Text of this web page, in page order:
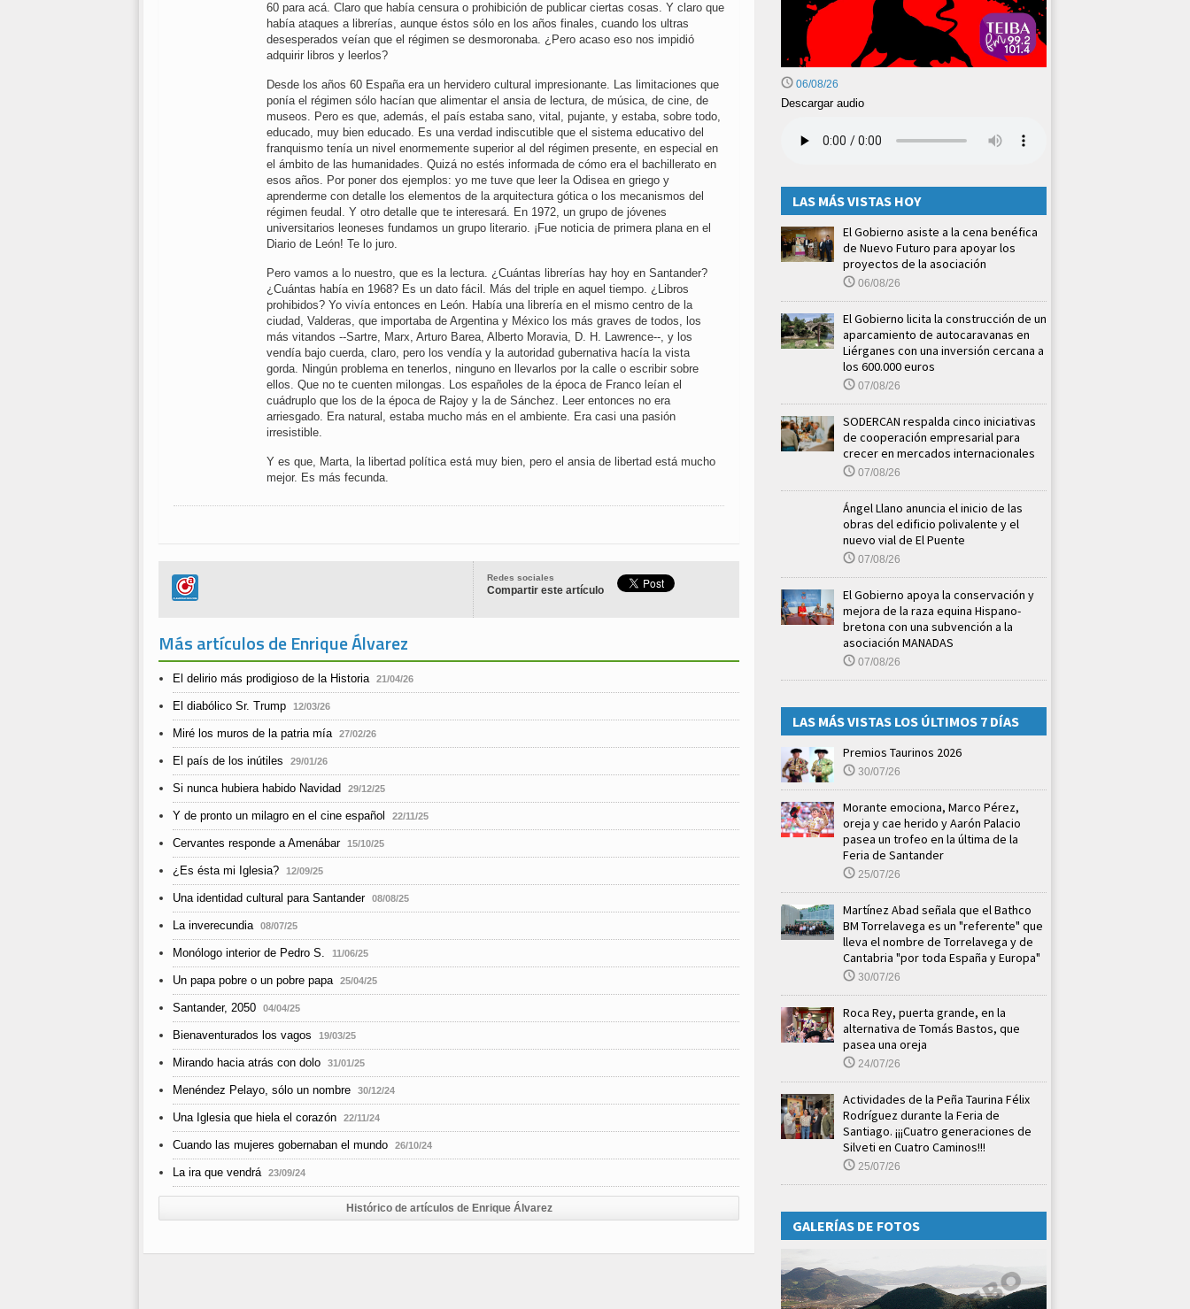
60 para acá. Claro que había censura o prohibición de publicar ciertas cosas. Y claro que
había ataques a librerías, aunque éstos sólo en los años finales, cuando los ultras
desesperados veían que el régimen se desmoronaba. ¿Pero acaso eso nos impidió
adquirir libros y leerlos?
Desde los años 60 España era un hervidero cultural impresionante. Las limitaciones que
ponía el régimen sólo hacían que alimentar el ansia de lectura, de música, de cine, de
museos. Pero es que, además, el país estaba sano, vital, pujante, y estaba, sobre todo,
educado, muy bien educado. Es una verdad indiscutible que el sistema educativo del
franquismo tenía un nivel enormemente superior al del régimen presente, en especial en
el ámbito de las humanidades. Quizá no estés informada de cómo era el bachillerato en
esos años. Por poner dos ejemplos: yo me tuve que leer la Odisea en griego y
aprenderme con detalle los elementos de la arquitectura gótica o los mecanismos del
régimen feudal. Y otro detalle que te interesará. En 1972, un grupo de jóvenes
universitarios leoneses fundamos un grupo literario. ¡Fue noticia de primera plana en el
Diario de León! Te lo juro.
Pero vamos a lo nuestro, que es la lectura. ¿Cuántas librerías hay hoy en Santander?
¿Cuántas había en 1968? Es un dato fácil. Más del triple en aquel tiempo. ¿Libros
prohibidos? Yo vivía entonces en León. Había una librería en el mismo centro de la
ciudad, Valderas, que importaba de Argentina y México los más graves de todos, los
más vitandos --Sartre, Marx, Arturo Barea, Alberto Moravia, D. H. Lawrence--, y los
vendía bajo cuerda, claro, pero los vendía y la autoridad gubernativa hacía la vista
gorda. Ningún problema en tenerlos, ninguno en llevarlos por la calle o escribir sobre
ellos. Que no te cuenten milongas. Los españoles de la época de Franco leían el
cuádruplo que los de la época de Rajoy y la de Sánchez. Leer entonces no era
arriesgado. Era natural, estaba mucho más en el ambiente. Era casi una pasión
irresistible.
Y es que, Marta, la libertad política está muy bien, pero el ansia de libertad está mucho
mejor. Es más fecunda.
Redes sociales
Compartir este artículo
Más artículos de Enrique Álvarez
El delirio más prodigioso de la Historia 21/04/26
El diabólico Sr. Trump 12/03/26
Miré los muros de la patria mía 27/02/26
El país de los inútiles 29/01/26
Si nunca hubiera habido Navidad 29/12/25
Y de pronto un milagro en el cine español 22/11/25
Cervantes responde a Amenábar 15/10/25
¿Es ésta mi Iglesia? 12/09/25
Una identidad cultural para Santander 08/08/25
La inverecundia 08/07/25
Monólogo interior de Pedro S. 11/06/25
Un papa pobre o un pobre papa 25/04/25
Santander, 2050 04/04/25
Bienaventurados los vagos 19/03/25
Mirando hacia atrás con dolo 31/01/25
Menéndez Pelayo, sólo un nombre 30/12/24
Una Iglesia que hiela el corazón 22/11/24
Cuando las mujeres gobernaban el mundo 26/10/24
La ira que vendrá 23/09/24
Histórico de artículos de Enrique Álvarez
06/08/26
Descargar audio
LAS MÁS VISTAS HOY
El Gobierno asiste a la cena benéfica
de Nuevo Futuro para apoyar los
proyectos de la asociación
06/08/26
El Gobierno licita la construcción de un
aparcamiento de autocaravanas en
Liérganes con una inversión cercana a
los 600.000 euros
07/08/26
SODERCAN respalda cinco iniciativas
de cooperación empresarial para
crecer en mercados internacionales
07/08/26
Ángel Llano anuncia el inicio de las
obras del edificio polivalente y el
nuevo vial de El Puente
07/08/26
El Gobierno apoya la conservación y
mejora de la raza equina Hispano-
bretona con una subvención a la
asociación MANADAS
07/08/26
LAS MÁS VISTAS LOS ÚLTIMOS 7 DÍAS
Premios Taurinos 2026
30/07/26
Morante emociona, Marco Pérez,
oreja y cae herido y Aarón Palacio
pasea un trofeo en la última de la
Feria de Santander
25/07/26
Martínez Abad señala que el Bathco
BM Torrelavega es un "referente" que
lleva el nombre de Torrelavega y de
Cantabria "por toda España y Europa"
30/07/26
Roca Rey, puerta grande, en la
alternativa de Tomás Bastos, que
pasea una oreja
24/07/26
Actividades de la Peña Taurina Félix
Rodríguez durante la Feria de
Santiago. ¡¡¡Cuatro generaciones de
Silveti en Cuatro Caminos!!!
25/07/26
GALERÍAS DE FOTOS